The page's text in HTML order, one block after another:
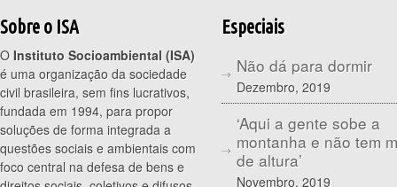
Sobre o ISA
O Instituto Socioambiental (ISA)
é uma organização da sociedade
civil brasileira, sem fins lucrativos,
fundada em 1994, para propor
soluções de forma integrada a
questões sociais e ambientais com
foco central na defesa de bens e
Especiais
Não dá para dormir
Dezembro, 2019
‘Aqui a gente sobe a
montanha e não tem
de altura’
Novembro, 2019